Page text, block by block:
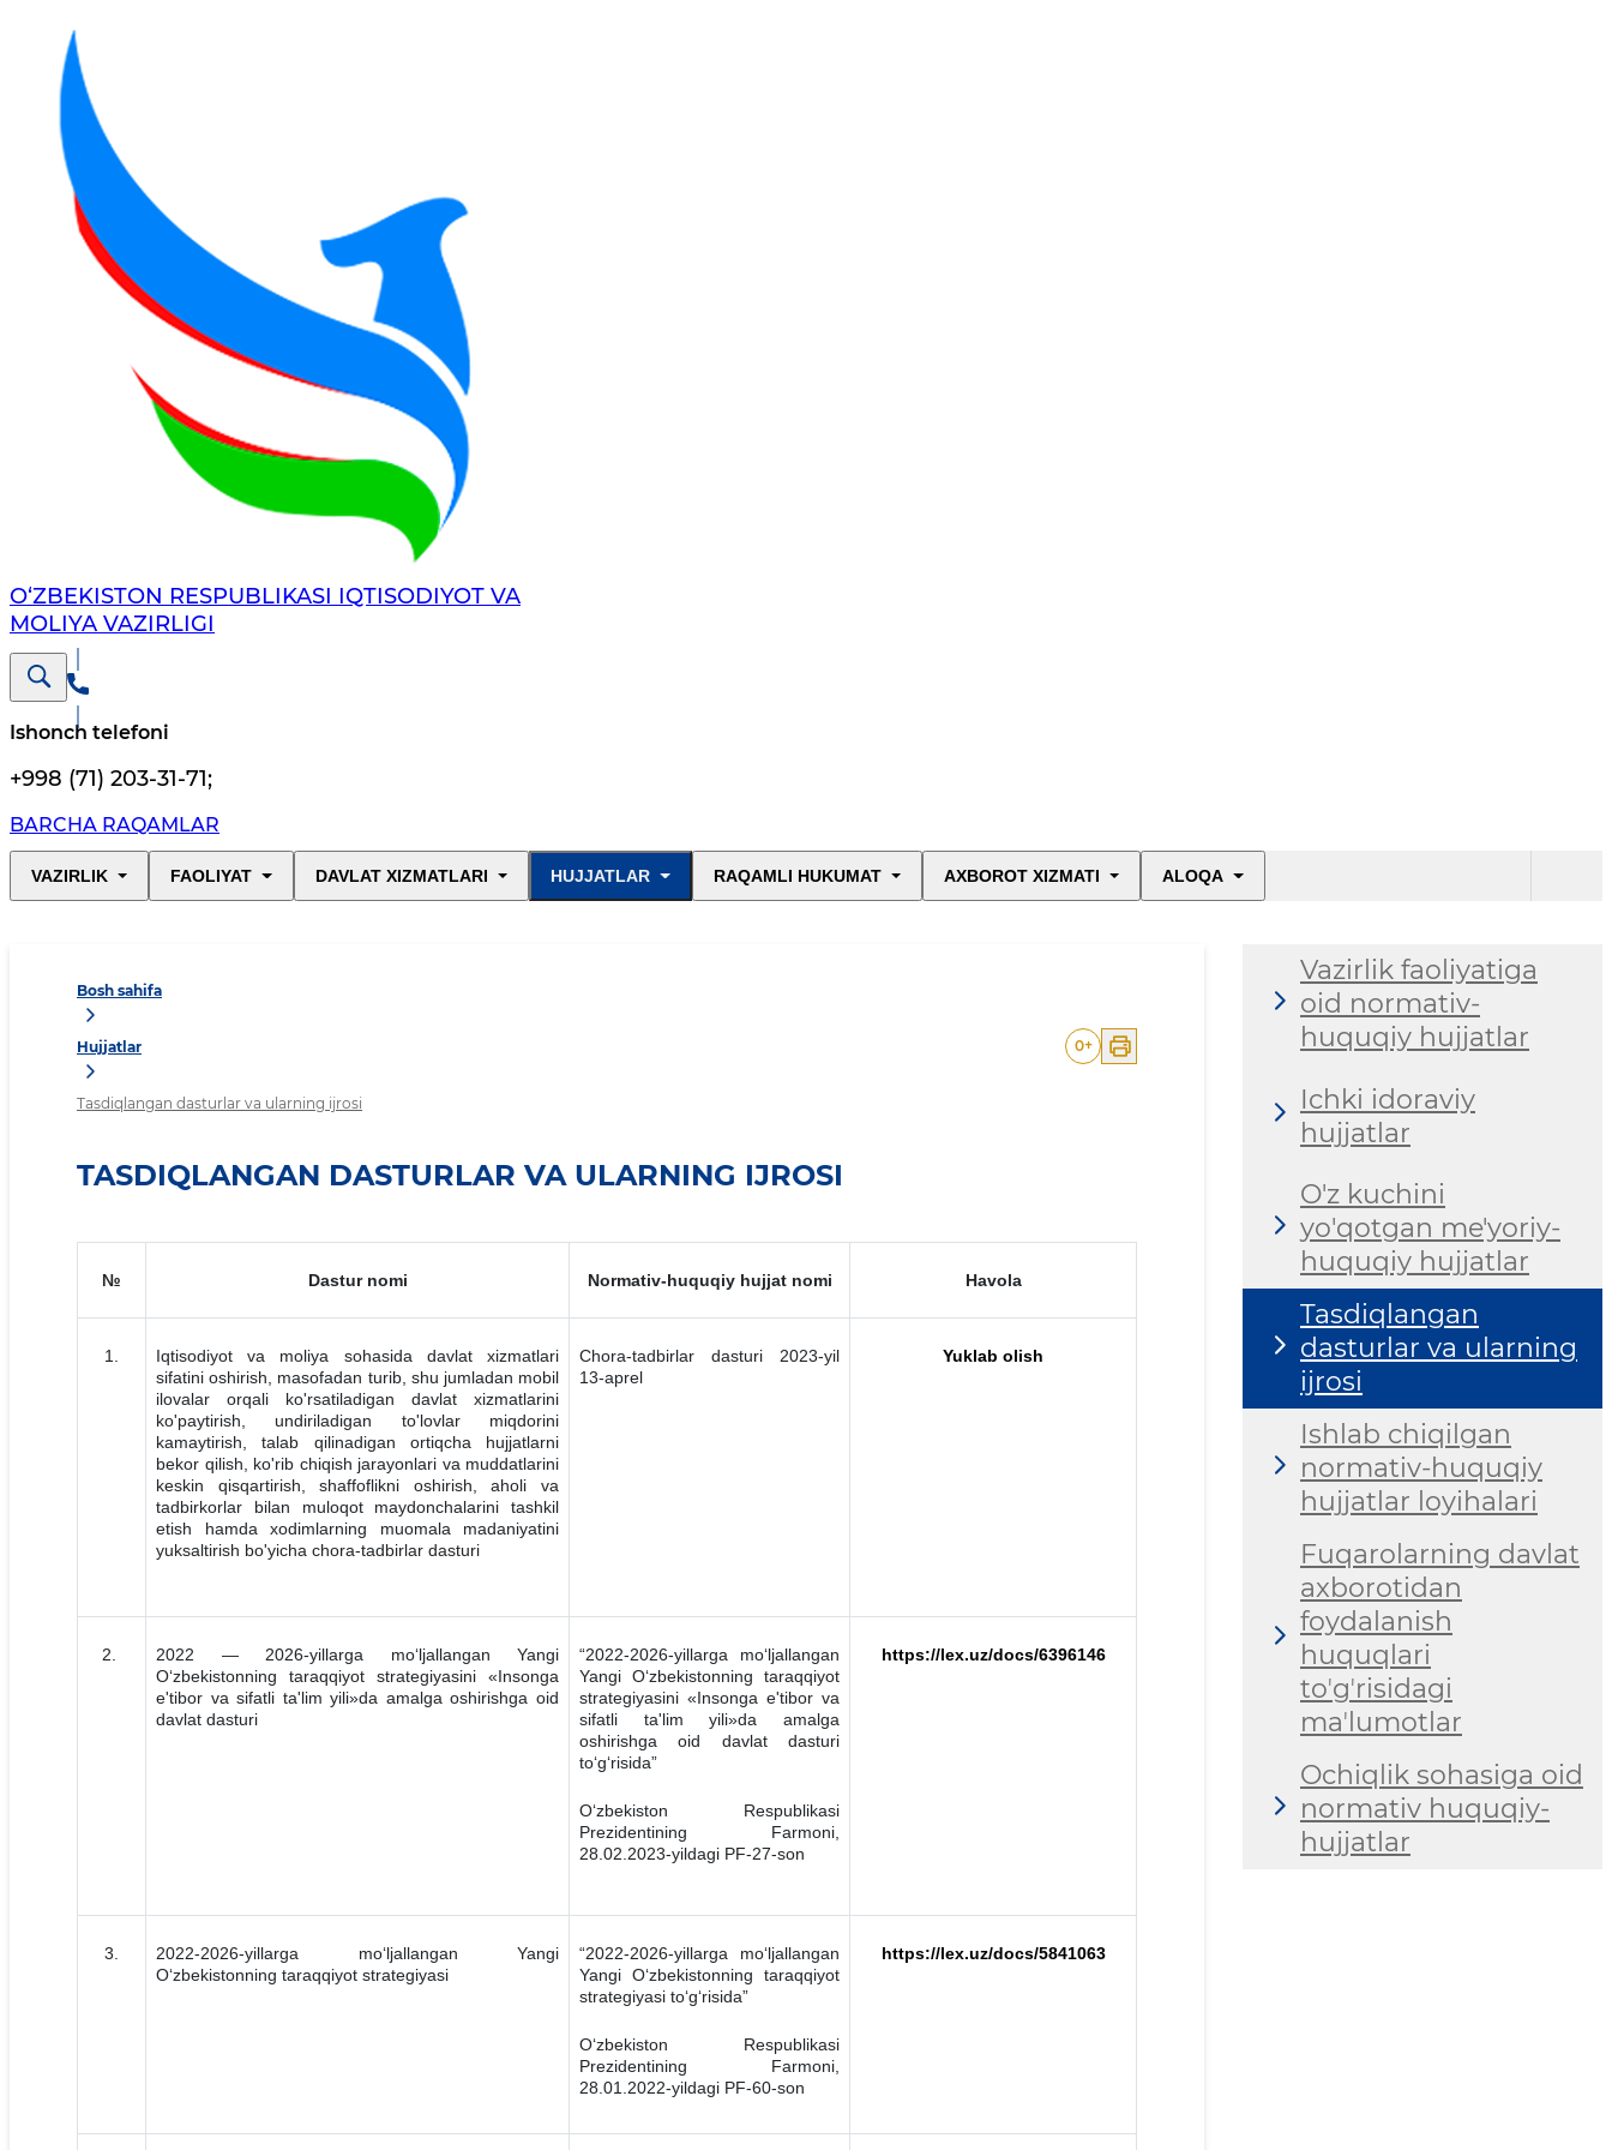
O‘ZBEKISTON RESPUBLIKASI IQTISODIYOT VA
MOLIYA VAZIRLIGI
Ishonch telefoni
+998 (71) 203-31-71;
BARCHA RAQAMLAR
VAZIRLIK FAOLIYAT DAVLAT XIZMATLARI HUJJATLAR RAQAMLI HUKUMAT AXBOROT XIZMATI ALOQA
Bosh sahifa
Hujjatlar
Tasdiqlangan dasturlar va ularning ijrosi
0+
TASDIQLANGAN DASTURLAR VA ULARNING IJROSI
№ Dastur nomi Normativ-huquqiy hujjat nomi Havola
1.
Iqtisodiyot va moliya sohasida davlat xizmatlari
sifatini oshirish, masofadan turib, shu jumladan mobil
ilovalar orqali ko'rsatiladigan davlat xizmatlarini
ko'paytirish, undiriladigan to'lovlar miqdorini
kamaytirish, talab qilinadigan ortiqcha hujjatlarni
bekor qilish, ko'rib chiqish jarayonlari va muddatlarini
keskin qisqartirish, shaffoflikni oshirish, aholi va
tadbirkorlar bilan muloqot maydonchalarini tashkil
etish hamda xodimlarning muomala madaniyatini
yuksaltirish bo'yicha chora-tadbirlar dasturi
Chora-tadbirlar dasturi 2023-yil
13-aprel
Yuklab olish
2.
2022 — 2026-yillarga mo‘ljallangan Yangi
O‘zbekistonning taraqqiyot strategiyasini «Insonga
e'tibor va sifatli ta'lim yili»da amalga oshirishga oid
davlat dasturi
“2022-2026-yillarga mo‘ljallangan
Yangi O‘zbekistonning taraqqiyot
strategiyasini «Insonga e'tibor va
sifatli ta'lim yili»da amalga
oshirishga oid davlat dasturi
to‘g‘risida”
O‘zbekiston Respublikasi
Prezidentining Farmoni,
28.02.2023-yildagi PF-27-son
https://lex.uz/docs/6396146
3.
2022-2026-yillarga mo‘ljallangan Yangi
O‘zbekistonning taraqqiyot strategiyasi
“2022-2026-yillarga mo‘ljallangan
Yangi O‘zbekistonning taraqqiyot
strategiyasi to‘g‘risida”
O‘zbekiston Respublikasi
Prezidentining Farmoni,
28.01.2022-yildagi PF-60-son
https://lex.uz/docs/5841063
Vazirlik faoliyatiga
oid normativ-
huquqiy hujjatlar
Ichki idoraviy
hujjatlar
O'z kuchini
yo'qotgan me'yoriy-
huquqiy hujjatlar
Tasdiqlangan
dasturlar va ularning
ijrosi
Ishlab chiqilgan
normativ-huquqiy
hujjatlar loyihalari
Fuqarolarning davlat
axborotidan
foydalanish
huquqlari
toʼgʼrisidagi
maʼlumotlar
Ochiqlik sohasiga oid
normativ huquqiy-
hujjatlar